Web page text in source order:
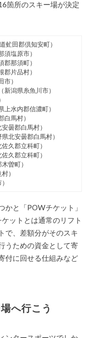
箇所のスキー場が決定
虻田郡倶知安町）
塩原市）
那須町）
片品村）
）
潟県糸魚川市）
水内郡信濃町）
馬村）
曇郡白馬村）
北安曇郡白馬村）
久郡立科町）
久郡立科町）
曽町）
）
かと「POWチケット」
ットとは通常のリフト
で、差額分がそのスキ
うための資金として寄
付に回せる仕組みなど
へ行こう